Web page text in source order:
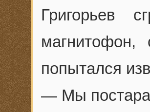
Григорьев
попытался
— Мы